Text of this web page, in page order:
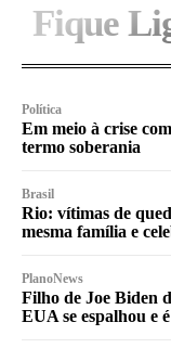
Fique
Política
Em meio à crise
termo soberania
Brasil
Rio: vítimas de
mesma família e
PlanoNews
Filho de Joe Biden
EUA se espalhou e